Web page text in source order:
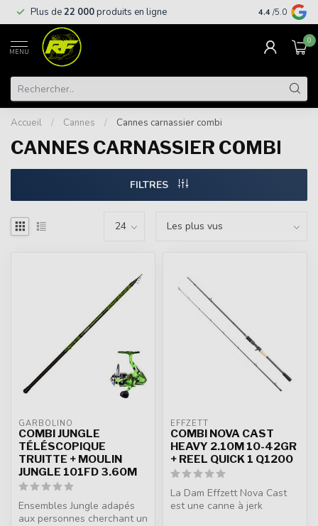
Plus de22 000produits en ligne Livraison
supérieures
4.4 /5.0
MENU
0
Accueil / Cannes / Cannes carnassier combi
CANNES CARNASSIER COMBI
FILTRES
GARBOLINO
COMBI JUNGLE
TÉLÉSCOPIQUE
TRUITTE + MOULIN
JUNGLE 101FD 3.60M
Ensembles Jungle adapés
aux personnes cherchant un
EFFZETT
COMBI NOVA CAST
HEAVY 2.10M 10-42GR
+ REEL QUICK 1 Q1200
La Dam Effzett Nova Cast
est une canne à jerk